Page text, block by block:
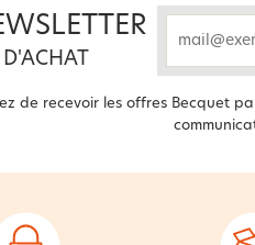
de recevoir les offres Becquet